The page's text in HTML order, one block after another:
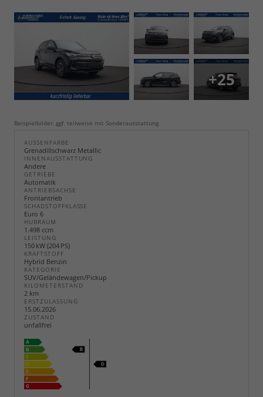
+25
Beispielbilder, ggf. teilweise mit Sonderausstattung
AUSSENFARBE
Grenadillschwarz Metallic
INNENAUSSTATTUNG
Andere
GETRIEBE
Automatik
ANTRIEBSACHSE
Frontantrieb
SCHADSTOFFKLASSE
Euro 6
HUBRAUM
1.498 ccm
LEISTUNG
150 kW (204 PS)
KRAFTSTOFF
Hybrid Benzin
KATEGORIE
SUV/Geländewagen/Pickup
KILOMETERSTAND
2 km
ERSTZULASSUNG
15.06.2026
ZUSTAND
unfallfrei